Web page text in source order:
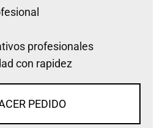
profesionales
con rapidez
PEDIDO